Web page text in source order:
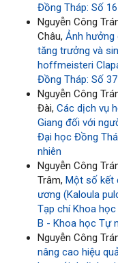
Đồng Tháp: Số
Nguyễn Công
Châu, Ảnh hưởng
tăng trưởng và
hoffmeisteri
Đồng Tháp: Số
Nguyễn Công
Đài, Các dịch vụ
Giang đối với
Đại học Đồng
nhiên
Nguyễn Công
Trâm, Một số kết
ương (Kaloula
Tạp chí Khoa
B - Khoa học Tự
Nguyễn Công
nâng cao hiệu